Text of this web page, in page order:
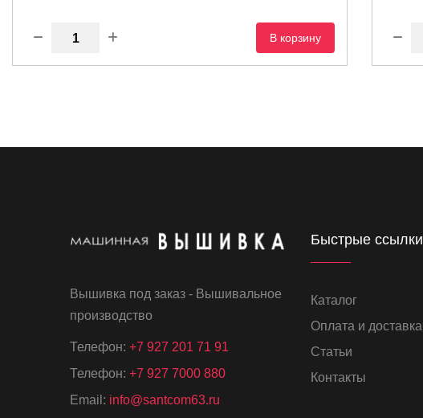
В корзину
Вышивка под заказ - Вышивальное
производство
Телефон: +7 927 201 71 91
Телефон: +7 927 7000 880
Email: info@santcom63.ru
Быстрые ссылки
Каталог
Оплата и доставка
Статьи
Контакты